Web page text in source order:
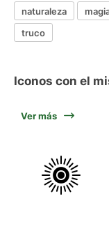
naturaleza
truco
Iconos con el
Ver más